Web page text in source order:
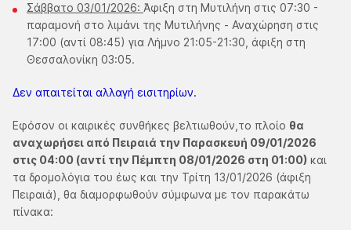
Σάββατο 03/01/2026: Άφιξη στη Μυτιλήνη στις 07:30 -
παραμονή στο λιμάνι της Μυτιλήνης - Αναχώρηση στις
17:00 (αντί 08:45) για Λήμνο 21:05-21:30, άφιξη στη
Θεσσαλονίκη 03:05.
​Δεν απαιτείται αλλαγή εισιτηρίων.
Εφόσον οι καιρικές συνθήκες βελτιωθούν,το πλοίο θα
αναχωρήσει από Πειραιά την Παρασκευή 09/01/2026
στις 04:00 (αντί την Πέμπτη 08/01/2026 στη 01:00) και
τα δρομολόγια του έως και την Τρίτη 13/01/2026 (άφιξη
Πειραιά), θα διαμορφωθούν σύμφωνα με τον παρακάτω
πίνακα: